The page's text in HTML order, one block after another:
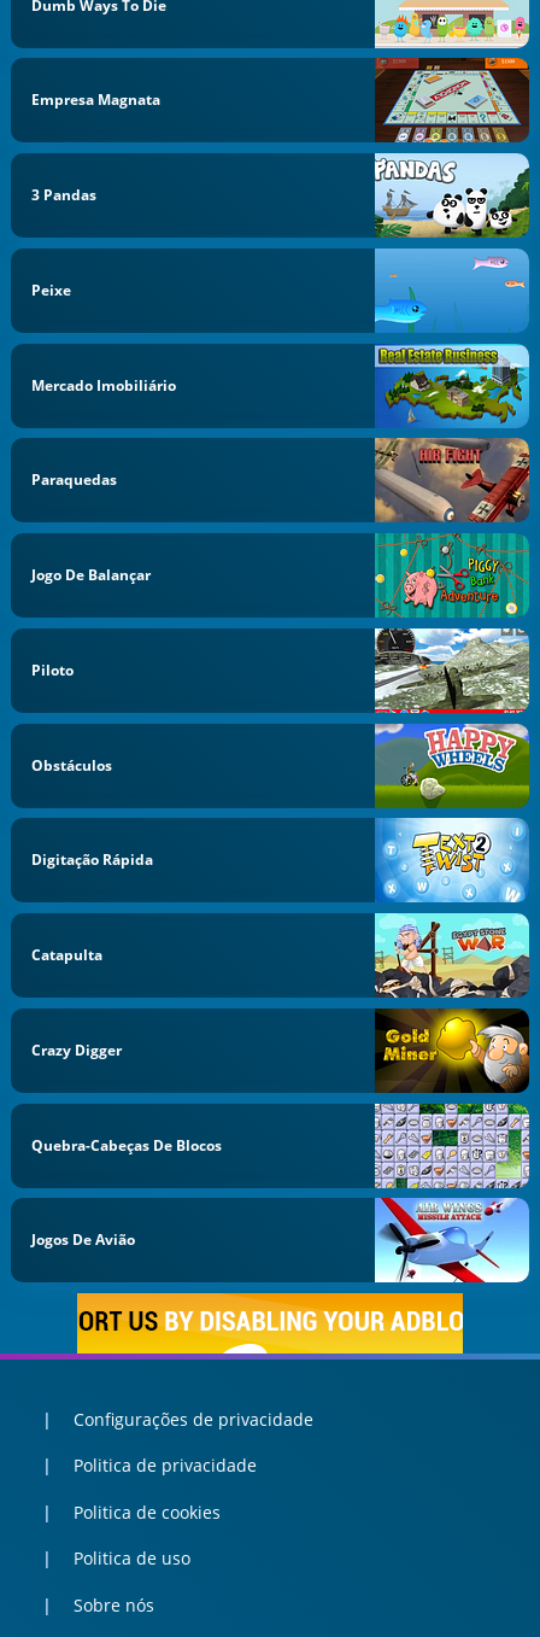
Dumb Ways To Die
Empresa Magnata
3 Pandas
Peixe
Mercado Imobiliário
Paraquedas
Jogo De Balançar
Piloto
Obstáculos
Digitação Rápida
Catapulta
Crazy Digger
Quebra-Cabeças De Blocos
Jogos De Avião
Configurações de privacidade
Politica de privacidade
Politica de cookies
Politica de uso
Sobre nós